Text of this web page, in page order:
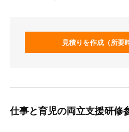
見積りを作成（所要
仕事と育児の両立支援研修